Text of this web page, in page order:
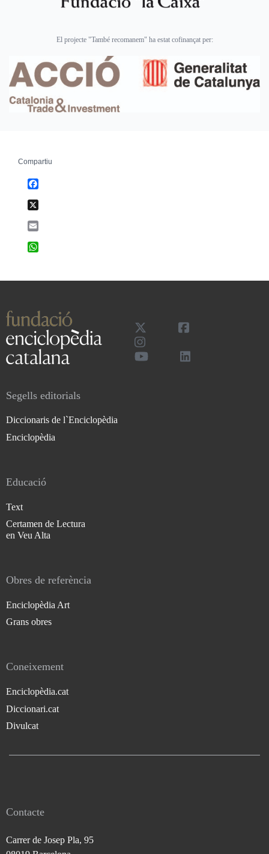
El projecte "També recomanem" ha estat cofinançat per:
Compartiu
Segells editorials
Diccionaris de l`Enciclopèdia
Enciclopèdia
Educació
Text
Certamen de Lectura
en Veu Alta
Obres de referència
Enciclopèdia Art
Grans obres
Coneixement
Enciclopèdia.cat
Diccionari.cat
Divulcat
Contacte
Carrer de Josep Pla, 95